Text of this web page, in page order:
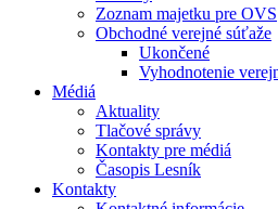
Zoznam majetku pre OVS
Obchodné verejné súťaže
Ukončené
Vyhodnotenie
Médiá
Aktuality
Tlačové správy
Kontakty pre médiá
Časopis Lesník
Kontakty